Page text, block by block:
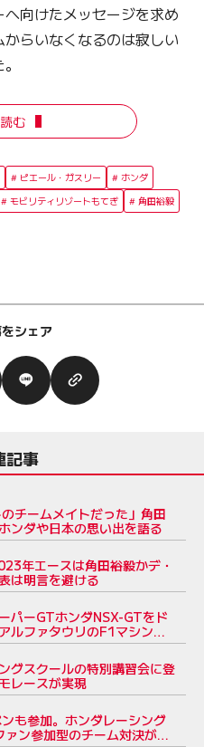
向けたメッセージを求め
らいなくなるのは寂しい
む
ピエール・ガスリー
ホンダ
モビリティリゾートもてぎ 角田裕毅
シェア
記事
チームメイトだった」角田
ンダや日本の思い出を語る
年エースは角田裕毅かデ・
は明言を避ける
パーGTホンダNSX-GTをド
ルファタウリのF1マシンが
グスクールの特別講習会に登
レースが実現
も参加。ホンダレーシング
ン参加型のチーム対決が実